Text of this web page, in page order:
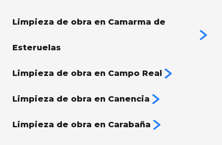
Limpieza de obra en Camarma de
Esteruelas
Limpieza de obra en Campo Real
Limpieza de obra en Canencia
Limpieza de obra en Carabaña